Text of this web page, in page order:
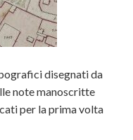
disegnati da
note manoscritte
per la prima volta